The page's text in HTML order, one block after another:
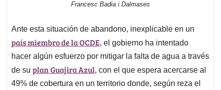
Francesc Badia i Dalmases
Ante esta situación de abandono, inexplicable en un
país miembro de la OCDE, el gobierno ha intentado
hacer algún esfuerzo por mitigar la falta de agua a través
de su plan Guajira Azul, con el que espera acercarse al
49% de cobertura en un territorio donde, según reza el